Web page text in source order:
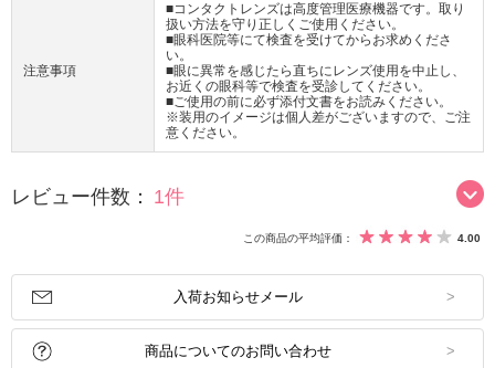
注意事項
■コンタクトレンズは高度管理医療機器です。取り
扱い方法を守り正しくご使用ください。
■眼科医院等にて検査を受けてからお求めくださ
い。
■眼に異常を感じたら直ちにレンズ使用を中止し、
お近くの眼科等で検査を受診してください。
■ご使用の前に必ず添付文書をお読みください。
※装用のイメージは個人差がございますので、ご注
意ください。
レビュー件数： 1件
この商品の平均評価： 4.00
入荷お知らせメール
商品についてのお問い合わせ